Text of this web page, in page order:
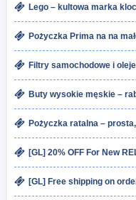
Lego – kultowa marka
Pożyczka Prima na na
Filtry samochodowe i
Buty wysokie męskie –
Pożyczka ratalna –
[GL] 20% OFF For New
[GL] Free shipping on